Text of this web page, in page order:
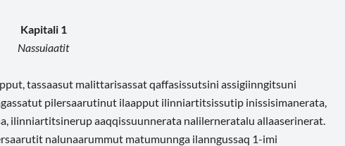
Kapitali 1
Nassuiaatit
tassaasut malittarisassat qaffasissutsini assigiinngitsuni
pilersaarutinut ilaapput ilinniartitsissutip inissisimanerata,
ilinniartitsinerup aaqqissuunnerata nalilerneratalu allaaserinerat.
nalunaarummut matumunnga ilanngussaq 1-imi